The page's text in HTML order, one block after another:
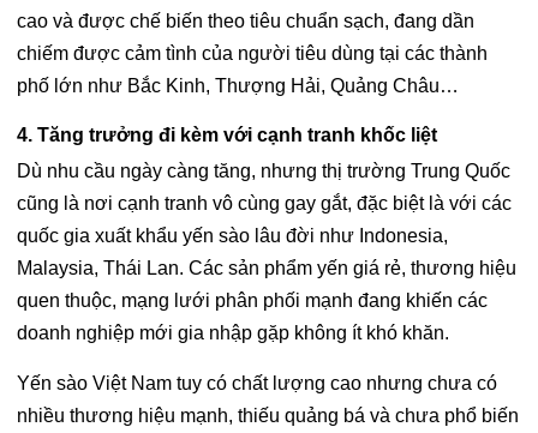
cao và được chế biến theo tiêu chuẩn sạch, đang dần
chiếm được cảm tình của người tiêu dùng tại các thành
phố lớn như Bắc Kinh, Thượng Hải, Quảng Châu…
4. Tăng trưởng đi kèm với cạnh tranh khốc liệt
Dù nhu cầu ngày càng tăng, nhưng thị trường Trung Quốc
cũng là nơi cạnh tranh vô cùng gay gắt, đặc biệt là với các
quốc gia xuất khẩu yến sào lâu đời như Indonesia,
Malaysia, Thái Lan. Các sản phẩm yến giá rẻ, thương hiệu
quen thuộc, mạng lưới phân phối mạnh đang khiến các
doanh nghiệp mới gia nhập gặp không ít khó khăn.
Yến sào Việt Nam tuy có chất lượng cao nhưng chưa có
nhiều thương hiệu mạnh, thiếu quảng bá và chưa phổ biến